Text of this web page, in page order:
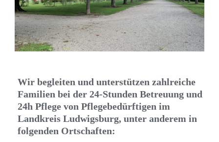
Wir begleiten und unterstützen zahlreiche
Familien bei der 24-Stunden Betreuung und
24h Pflege von Pflegebedürftigen im
Landkreis Ludwigsburg, unter anderem in
folgenden Ortschaften: